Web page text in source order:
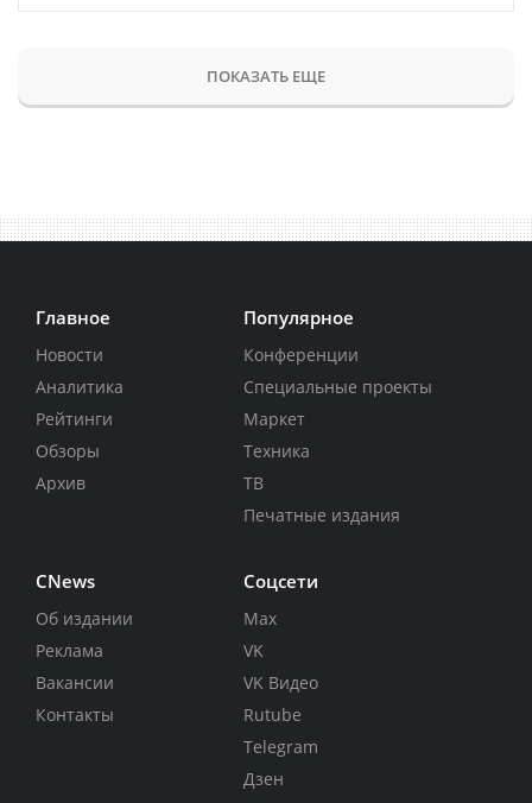
ПОКАЗАТЬ ЕЩЕ
Главное
Новости
Аналитика
Рейтинги
Обзоры
Архив
Популярное
Конференции
Специальные проекты
Маркет
Техника
ТВ
Печатные издания
CNews
Об издании
Реклама
Вакансии
Контакты
Соцсети
Max
VK
VK Видео
Rutube
Telegram
Дзен